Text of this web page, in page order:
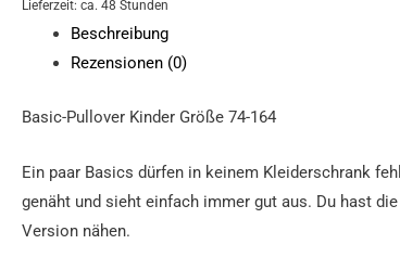
Lieferzeit: ca. 48 Stunden
Beschreibung
Rezensionen (0)
Basic-Pullover Kinder Größe 74-164
Ein paar Basics dürfen in keinem Kleiderschrank
genäht und sieht einfach immer gut aus. Du hast
Version nähen.